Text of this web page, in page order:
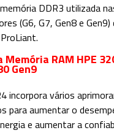
DDR3 utilizada
(G6, G7, Gen8 e Gen9)
RAM HPE
Gen9
incorpora vários
para aumentar o
e aumentar a